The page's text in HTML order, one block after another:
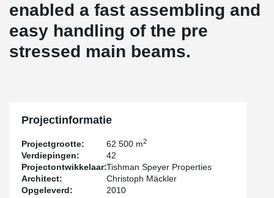
enabled a fast assembling and
easy handling of the pre
stressed main beams.
Projectinformatie
Projectgrootte: 62 500 m2
Verdiepingen:
42
Projectontwikkelaar:Tishman Speyer Properties
Architect:
Christoph Mäckler
Opgeleverd:
2010